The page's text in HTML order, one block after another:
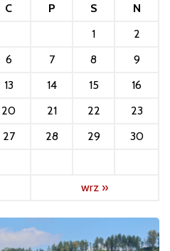
C P S
N
1
2
6 7 8
9
13 14 15
16
20 21 22
23
27 28 29
30
wrz »